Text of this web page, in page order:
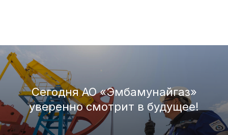
Сегодня АО «Эмбамунайгаз»
уверенно смотрит в будущее!